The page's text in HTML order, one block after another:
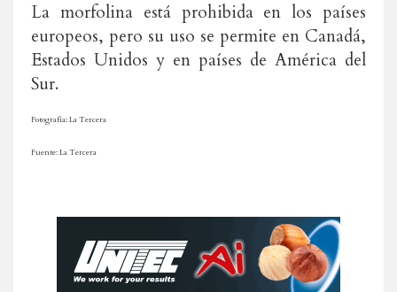
La morfolina está prohibida en los países
europeos, pero su uso se permite en Canadá,
Estados Unidos y en países de América del
Sur.
Fotografía: La Tercera
Fuente: La Tercera